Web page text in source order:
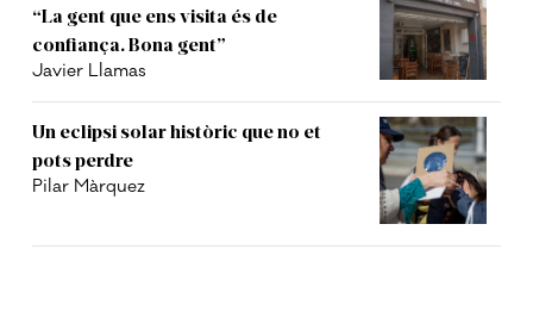
“La gent que ens visita és de
confiança. Bona gent”
Javier Llamas
Un eclipsi solar històric que no et
pots perdre
Pilar Màrquez